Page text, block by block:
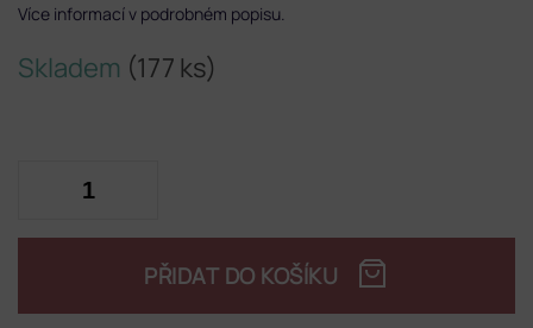
Skladem (177 ks)
PŘIDAT DO KOŠÍKU
Více informací v podrobném popisu.